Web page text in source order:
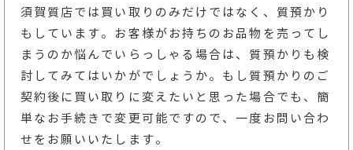
須賀質店では買い取りのみだけではなく、質預かり
もしています。お客様がお持ちのお品物を売ってし
まうのか悩んでいらっしゃる場合は、質預かりも検
討してみてはいかがでしょうか。もし質預かりのご
契約後に買い取りに変えたいと思った場合でも、簡
単なお手続きで変更可能ですので、一度お問い合わ
せをお願いいたします。